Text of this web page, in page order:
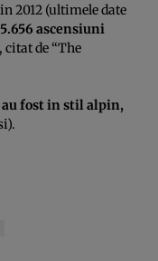
2012 (ultimele date
5.656 ascensiuni
de “The
fost in stil alpin,